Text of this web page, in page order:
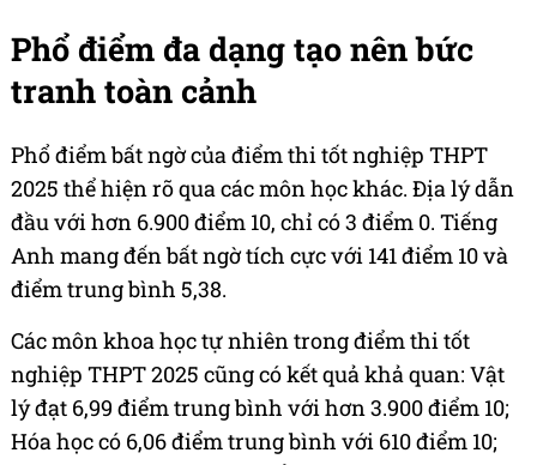
Phổ điểm đa dạng tạo nên bức
tranh toàn cảnh
Phổ điểm bất ngờ của điểm thi tốt nghiệp THPT
2025 thể hiện rõ qua các môn học khác. Địa lý dẫn
đầu với hơn 6.900 điểm 10, chỉ có 3 điểm 0. Tiếng
Anh mang đến bất ngờ tích cực với 141 điểm 10 và
điểm trung bình 5,38.
Các môn khoa học tự nhiên trong điểm thi tốt
nghiệp THPT 2025 cũng có kết quả khả quan: Vật
lý đạt 6,99 điểm trung bình với hơn 3.900 điểm 10;
Hóa học có 6,06 điểm trung bình với 610 điểm 10;